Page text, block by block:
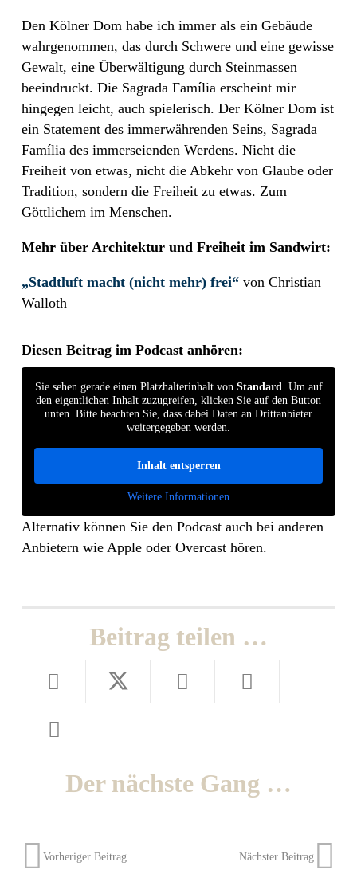
Den Kölner Dom habe ich immer als ein Gebäude
wahrgenommen, das durch Schwere und eine gewisse
Gewalt, eine Überwältigung durch Steinmassen
beeindruckt. Die Sagrada Família erscheint mir
hingegen leicht, auch spielerisch. Der Kölner Dom ist
ein Statement des immerwährenden Seins, Sagrada
Família des immerseienden Werdens. Nicht die
Freiheit von etwas, nicht die Abkehr von Glaube oder
Tradition, sondern die Freiheit zu etwas. Zum
Göttlichem im Menschen.
Mehr über Architektur und Freiheit im Sandwirt:
„Stadtluft macht (nicht mehr) frei“ von Christian
Walloth
Diesen Beitrag im Podcast anhören:
Sie sehen gerade einen Platzhalterinhalt von Standard
. Um auf
den eigentlichen Inhalt zuzugreifen, klicken Sie auf den Button
unten. Bitte beachten Sie, dass dabei Daten an Drittanbieter
weitergegeben werden.
Inhalt entsperren
Weitere Informationen
Alternativ können Sie den Podcast auch bei anderen
Anbietern wie Apple oder Overcast hören.
Beitrag teilen …
Der nächste Gang …
Vorheriger Beitrag Nächster Beitrag